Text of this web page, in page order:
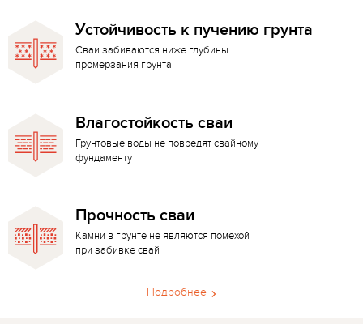
Устойчивость к пучению грунта
Сваи забиваются ниже глубины
промерзания грунта
Влагостойкость сваи
Грунтовые воды не повредят свайному
фундаменту
Прочность сваи
Камни в грунте не являются помехой
при забивке свай
Подробнее